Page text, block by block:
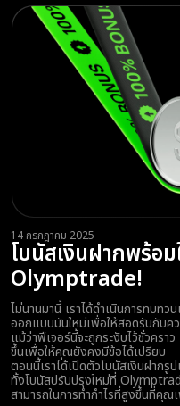
14 กรกฎาคม 2025
โบนัสเงินฝากพร้อ
Olymptrade!
ไม่นานมานี้ เราได้ดำเนินการทบทว
ออกแบบมันใหม่เพื่อให้สอดรับกับค
แม้ว่าฟีเจอร์นี้จะถูกระงับไว้ชั่วคราว
ขึ้นเพื่อให้คุณยังคงมีข้อได้เปรียบ
ตอนนี้เราได้เปิดตัวโบนัสเงินฝาก
ทั้งโบนัสปรับปรุงใหม่ที่
สามารถในการทำกำไรที่สูงขึ้นที่คุ